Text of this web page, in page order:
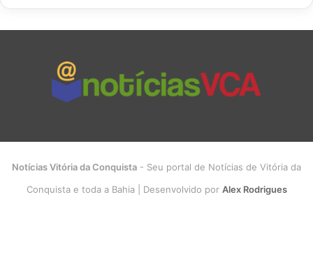
Notícias Vitória da Conquista - Seu portal de Notícias de Vitória da
Conquista e toda a Bahia | Desenvolvido por Alex Rodrigues